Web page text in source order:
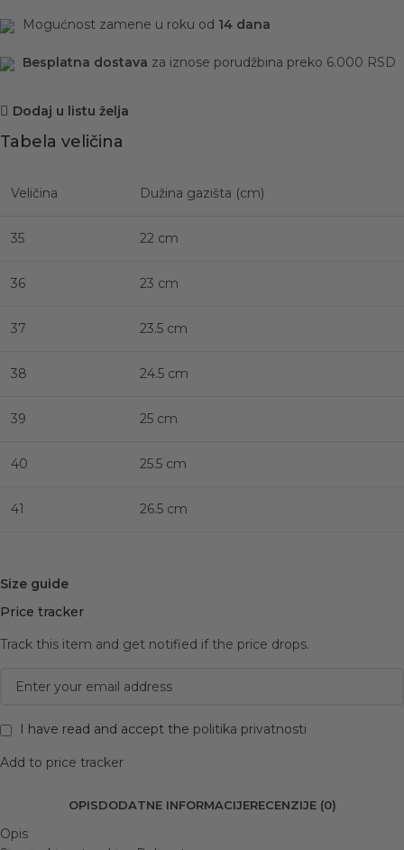
Mogućnost zamene u roku od 14 dana
Besplatna dostava za iznose porudžbina preko 6.000 RSD
Dodaj u listu želja
Tabela veličina
Veličina Dužina gazišta (cm)
35 22 cm
36 23 cm
37 23.5 cm
38 24.5 cm
39 25 cm
40 25.5 cm
41 26.5 cm
Size guide
Price tracker
Track this item and get notified if the price drops.
I have read and accept the politika privatnosti
Add to price tracker
OPISDODATNE INFORMACIJERECENZIJE (0)
Opis